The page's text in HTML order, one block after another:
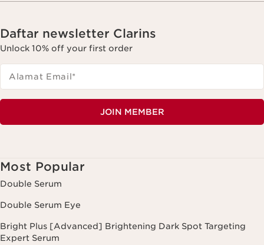
Daftar newsletter Clarins
Unlock 10% off your first order
Alamat Email*
JOIN MEMBER
Most Popular
Double Serum
Double Serum Eye
Bright Plus [Advanced] Brightening Dark Spot Targeting
Expert Serum